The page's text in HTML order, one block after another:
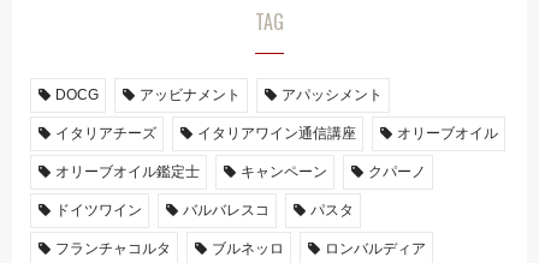
TAG
DOCG アッビナメント アパッシメント
イタリアチーズ イタリアワイン通信講座 オリーブオイル
オリーブオイル鑑定士 キャンペーン クパーノ
ドイツワイン バルバレスコ パスタ
フランチャコルタ ブルネッロ ロンバルディア